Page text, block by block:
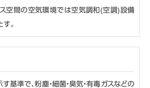
ス空間の空気環境では空気調和(空調)設備
。
基準で、粉塵・細菌・臭気・有毒ガスなどの